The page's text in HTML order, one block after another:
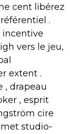
cent libérez
.
incentive
vers le jeu,
extent .
, drapeau
, esprit
cire
studio-